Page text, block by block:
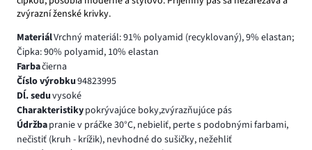
zvýrazní ženské krivky.
MateriálVrchný materiál: 91% polyamid (recyklovaný), 9% elastan;
Čipka: 90% polyamid, 10% elastan
Farbačierna
Číslo výrobku94823995
Dĺ. seduvysoké
Charakteristikypokrývajúce boky,zvýrazňujúce pás
Údržbapranie v práčke 30°C, nebieliť, perte s podobnými farbami,
nečistiť (kruh - krížik), nevhodné do sušičky, nežehliť